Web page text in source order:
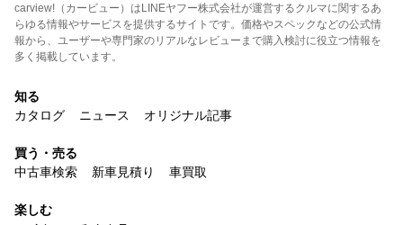
carview!（カービュー）はLINEヤフー株式会社が運営するクルマに関するあ
らゆる情報やサービスを提供するサイトです。価格やスペックなどの公式情
報から、ユーザーや専門家のリアルなレビューまで購入検討に役立つ情報を
多く掲載しています。
知る
カタログ
ニュース オリジナル記事
買う・売る
中古車検索
新車見積り 車買取
楽しむ